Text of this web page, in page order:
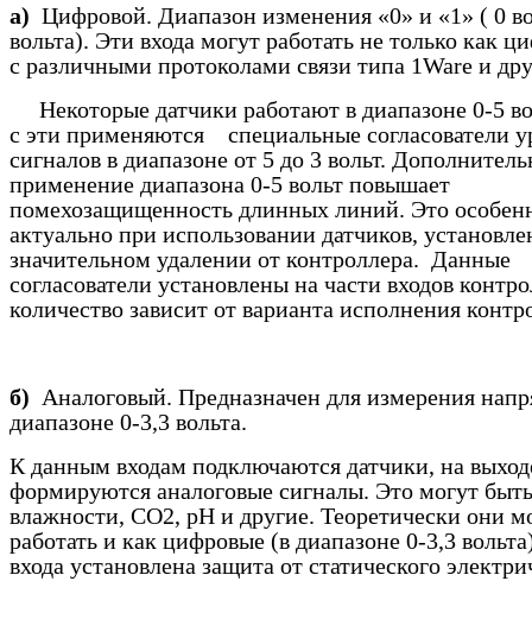
а) Цифровой. Диапазон изменения «0» и «1» ( 0
вольта). Эти входа могут работать не только как
с различными протоколами связи типа 1Ware и
Некоторые датчики работают в диапазоне 0-5
с эти применяются специальные согласователи
сигналов в диапазоне от 5 до 3 вольт.
применение диапазона 0-5 вольт повышает
помехозащищенность длинных линий. Это
актуально при использовании датчиков,
значительном удалении от контроллера. Данные
согласователи установлены на части входов
количество зависит от варианта исполнения
б) Аналоговый. Предназначен для измерения
диапазоне 0-3,3 вольта.
К данным входам подключаются датчики, на
формируются аналоговые сигналы. Это могут
влажности, СО2, pH и другие. Теоретически они
работать и как цифровые (в диапазоне 0-3,3
входа установлена защита от статического